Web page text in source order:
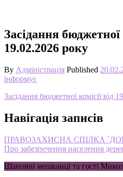
Засідання бюджетної
19.02.2026 року
By Адміністрація Published
інформує
Засідання бюджетної комісії від
Навігація записів
ПРАВОЗАХИСНА СПІЛКА
Про забезпечення населення
Шановні мешканці та гості